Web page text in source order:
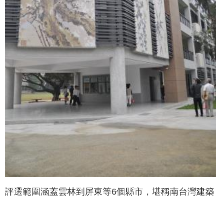
網
站
便
民
服
務
絡
我
們
社
群
評選範圍涵蓋雲林到屏東等6個縣市，堪稱南台灣建築